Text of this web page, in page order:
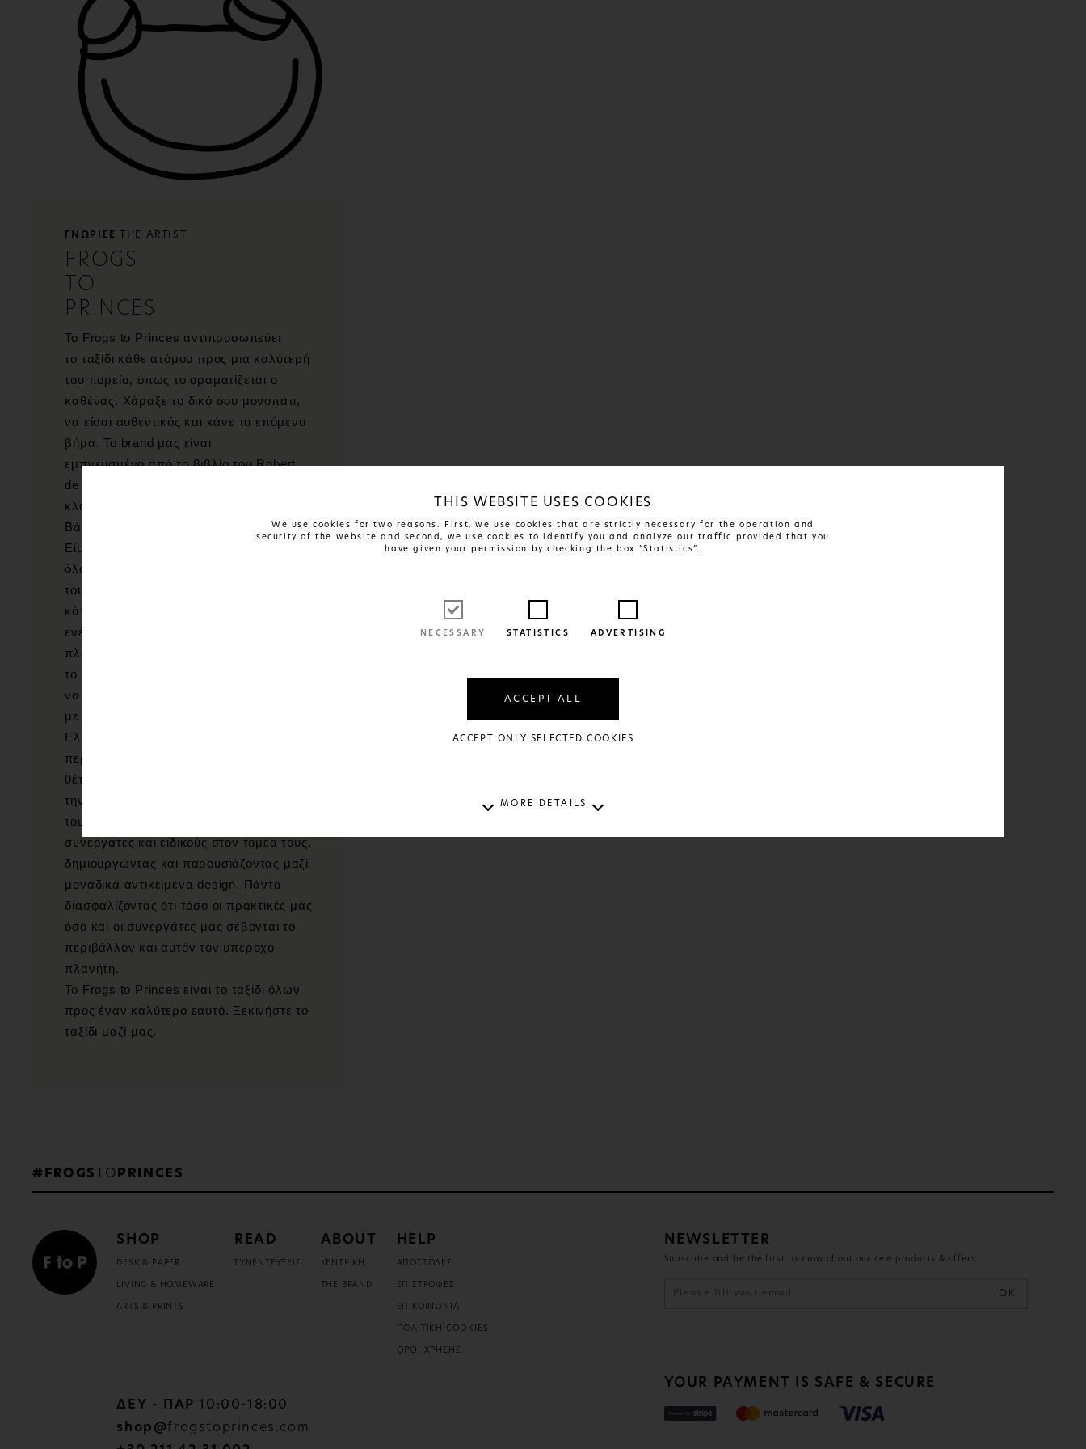
THIS WEBSITE USES COOKIES
We use cookies for two reasons. First, we use cookies that are strictly necessary for the operation and
security of the website and second, we use cookies to identify you and analyze our traffic provided that you
have given your permission by checking the box “Statistics”.
NECESSARY STATISTICS ADVERTISING
ACCEPT ALL
ACCEPT ONLY SELECTED COOKIES
MORE DETAILS
ΓΝΩΡΙΣΕ THE ARTIST
FROGS
TO
PRINCES
Το Frogs to Princes αντιπροσωπεύει
το ταξίδι κάθε ατόμου προς μια καλύτερή
του πορεία, όπως το οραματίζεται ο
καθένας. Χάραξε το δικό σου μονοπάτι,
να είσαι αυθεντικός και κάνε το επόμενο
βήμα. To brand μας είναι
εμπνευσμένo από το βιβλίο του Robert
de Board "Counselling for Toads" και το
κλασικό παραμύθι "Ο Πρίγκιπας
Βάτραχος" των Αδελφών Γκριμ.
Είμαστε παθιασμένοι με το design και
όλους τους διαφορετικούς τρόπους με
τους οποίους μπορεί να εκφραστεί
κάποιος μέσα από αυτό. Αυτό μας
ενέπνευσε να δημιουργήσουμε μια
πλατφόρμα για ανθρώπους που νιώθουν
το ίδιο και χρησιμοποιούν το design για
να εκφραστούν. Συνεργαζόμαστε στενά
με εμπνευσμένους σχεδιαστές στην
Ελλάδα για να δημιουργήσουμε
περιορισμένες εκδόσεις προϊόντων,
θέτοντας το πλαίσιο για να εκφράσουν
την ελευθερία και τη δημιουργικότητα
τους. Επιλέγουμε εξαιρετικούς
συνεργάτες και ειδικούς στον τομέα τους,
δημιουργώντας και παρουσιάζοντας μαζί
μοναδικά αντικείμενα design. Πάντα
διασφαλίζοντας ότι τόσο οι πρακτικές μας
όσο και οι συνεργάτες μας σέβονται το
περιβάλλον και αυτόν τον υπέροχο
πλανήτη.
Το Frogs to Princes είναι το ταξίδι όλων
προς έναν καλύτερο εαυτό. Ξεκινήστε το
ταξίδι μαζί μας.
#FROGS TO PRINCES
SHOP
DESK & PAPER
LIVING & HOMEWARE
ARTS & PRINTS
READ
ΣΥΝΕΝΤΕΥΞΕΙΣ
ABOUT
ΚΕΝΤΡΙΚΗ
THE BRAND
HELP
ΑΠΟΣΤΟΛΕΣ
ΕΠΙΣΤΡΟΦΕΣ
ΕΠΙΚΟΙΝΩΝΙΑ
ΠΟΛΙΤΙΚΗ COOKIES
ΟΡΟΙ ΧΡΗΣΗΣ
ΔΕΥ - ΠΑΡ 10:00-18:00
shop@frogstoprinces.com
NEWSLETTER
Subscribe and be the first to know about our new products & offers
OK
YOUR PAYMENT IS SAFE & SECURE